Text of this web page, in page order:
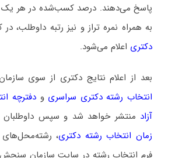
پاسخ می‌دهند. درصد کسب‌شده در هر یک
به همراه نمره تراز و نیز رتبه داوطلب، در
دکتری اعلام می‌شود.
بعد از اعلام نتایج دکتری از سوی
انتخاب رشته دکتری سراسری ودفترچه
آزاد منتشر خواهد شد و سپس داوطلبان
زمان انتخاب رشته دکتری،
فرم انتخاب رشته در سایت سازمان سنجش